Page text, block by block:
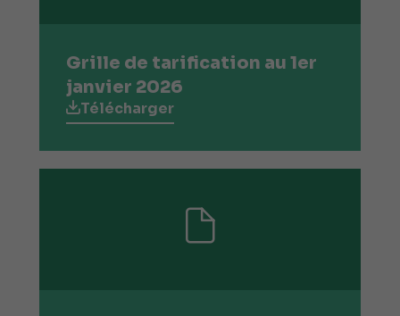
Grille de tarification au 1er
janvier 2026
Télécharger